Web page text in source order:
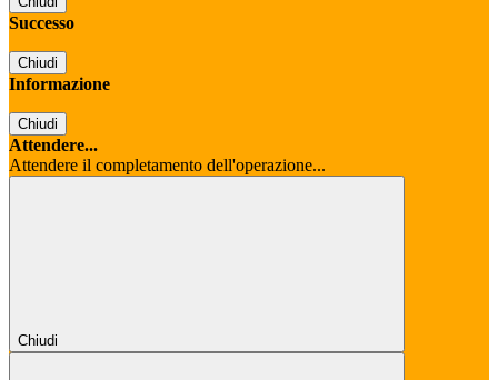
Successo
Chiudi
Informazione
Chiudi
Attendere...
Attendere il completamento dell'operazione...
Chiudi